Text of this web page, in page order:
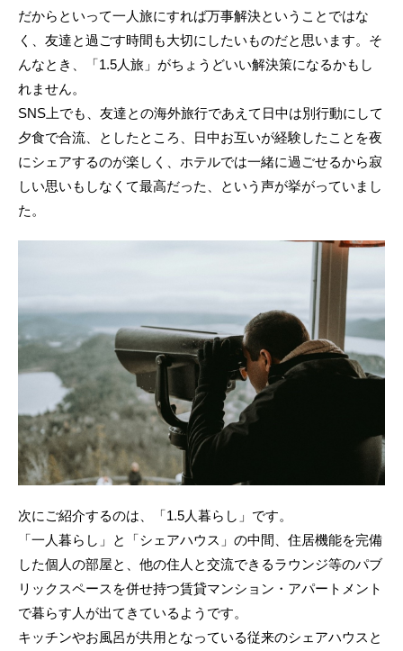
だからといって一人旅にすれば万事解決ということではな
く、友達と過ごす時間も大切にしたいものだと思います。そ
んなとき、「1.5人旅」がちょうどいい解決策になるかもし
れません。
SNS上でも、友達との海外旅行であえて日中は別行動にして
夕食で合流、としたところ、日中お互いが経験したことを夜
にシェアするのが楽しく、ホテルでは一緒に過ごせるから寂
しい思いもしなくて最高だった、という声が挙がっていまし
た。
次にご紹介するのは、「1.5人暮らし」です。
「一人暮らし」と「シェアハウス」の中間、住居機能を完備
した個人の部屋と、他の住人と交流できるラウンジ等のパブ
リックスペースを併せ持つ賃貸マンション・アパートメント
で暮らす人が出てきているようです。
キッチンやお風呂が共用となっている従来のシェアハウスと